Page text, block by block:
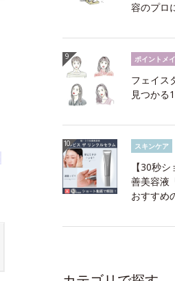
容のプロ
ポイントメ
フェイス
見つかる
スキンケア
【30秒
善美容液
おすすめ